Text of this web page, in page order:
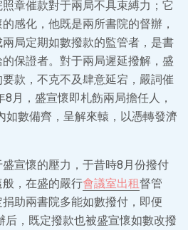
章催款對于兩局不具束縛力；它
感化，他既是兩所書院的督辦，
局定期如數撥款的監管者，是書
保證者。對于兩局遲延撥解，盛
款，不克不及肆意延宕，嚴詞催
月，盛宣懷即札飭兩局擔任人，
如數備齊，呈解來轅，以憑轉發濟
宣懷的壓力，于昔時8月份撥付
，在盛的嚴行會議室出租督管
助兩書院多能如數撥付，即便
后，既定撥款也被盛宣懷如數改撥